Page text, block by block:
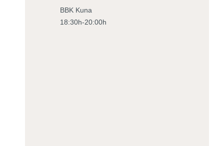
BBK Kuna
18:30h-20:00h